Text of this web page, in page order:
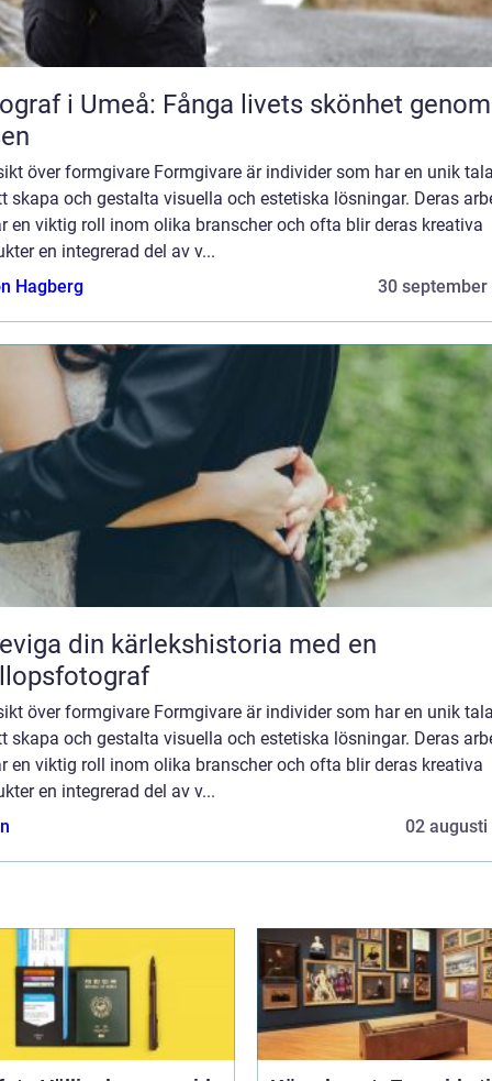
i Umeå: Fånga livets skönhet genom
över formgivare Formgivare är individer som har en unik
skapa och gestalta visuella och estetiska lösningar. Deras
en viktig roll inom olika branscher och ofta blir deras kreativa
en integrerad del av v...
Hagberg
30 september
din kärlekshistoria med en
över formgivare Formgivare är individer som har en unik
skapa och gestalta visuella och estetiska lösningar. Deras
en viktig roll inom olika branscher och ofta blir deras kreativa
en integrerad del av v...
02 augusti